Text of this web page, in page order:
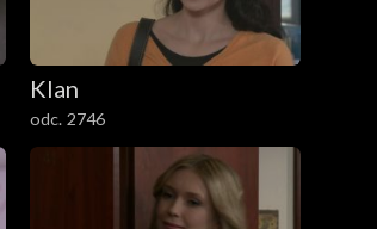
Klan
odc. 2746